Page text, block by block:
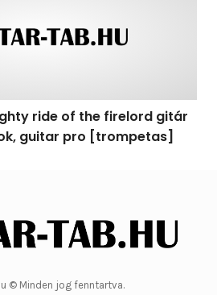
ride of the firelord gitár
guitar pro [trompetas]
© Minden jog fenntartva.